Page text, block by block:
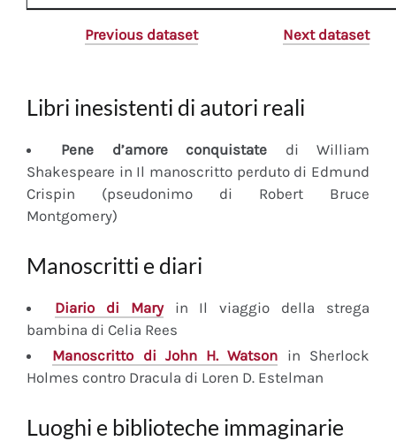
Previous dataset Next dataset
Libri inesistenti di autori reali
Pene d’amore conquistate di William
Shakespeare in Il manoscritto perduto di Edmund
Crispin (pseudonimo di Robert Bruce
Montgomery)
Manoscritti e diari
Diariodi Maryin Il viaggio della strega
bambina di Celia Rees
Manoscritto di John H. Watson in Sherlock
Holmes contro Dracula di Loren D. Estelman
Luoghi e biblioteche immaginarie